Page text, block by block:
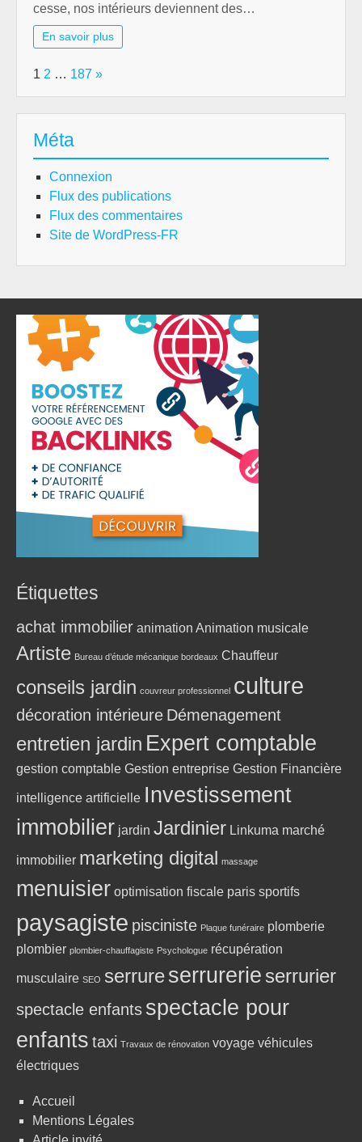
cesse, nos intérieurs deviennent des…
En savoir plus
Page:
1 2 … 187 Next
»
Méta
Connexion
Flux des publications
Flux des commentaires
Site de WordPress-FR
Étiquettes
achat immobilier animation Animation musicale
Artiste Bureau d’étude mécanique bordeaux Chauffeur
conseils jardin couvreur professionnel culture
décoration intérieure Démenagement
entretien jardin Expert comptable
gestion comptable Gestion entreprise Gestion Financière
intelligence artificielle Investissement
immobilier jardin Jardinier Linkuma marché
immobilier marketing digital massage
menuisier optimisation fiscale paris sportifs
paysagiste pisciniste Plaque funéraire plomberie
plombier plombier-chauffagiste Psychologue récupération
musculaire SEO serrureserrurerie serrurier
spectacle enfants spectacle pour
enfants taxi Travaux de rénovation voyage véhicules
électriques
Accueil
Mentions Légales